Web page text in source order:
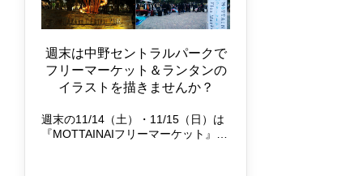
週末は中野セントラルパークで
フリーマーケット＆ランタンの
イラストを描きませんか？
週末の11/14（土）・11/15（日）は
『MOTTAINAIフリーマーケット』…